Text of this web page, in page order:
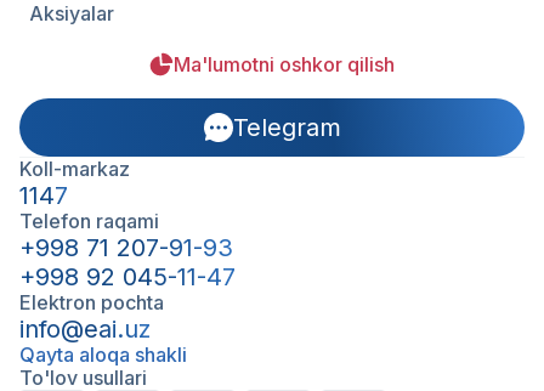
Aksiyalar
Ma'lumotni oshkor qilish
Telegram
Koll-markaz
1147
Telefon raqami
+998 71 207-91-93
+998 92 045-11-47
Elektron pochta
info@eai.uz
Qayta aloqa shakli
To'lov usullari